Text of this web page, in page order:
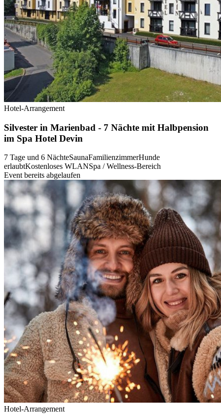
Hotel-Arrangement
Silvester in Marienbad - 7 Nächte mit Halbpension
im Spa Hotel Devin
7 Tage und 6 NächteSaunaFamilienzimmerHunde
erlaubtKostenloses WLANSpa / Wellness-Bereich
Event bereits abgelaufen
Hotel-Arrangement